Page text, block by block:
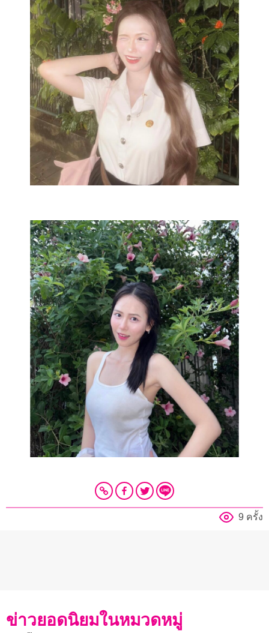
9 ครั้ง
ข่าวยอดนิยมในหมวดหมู่